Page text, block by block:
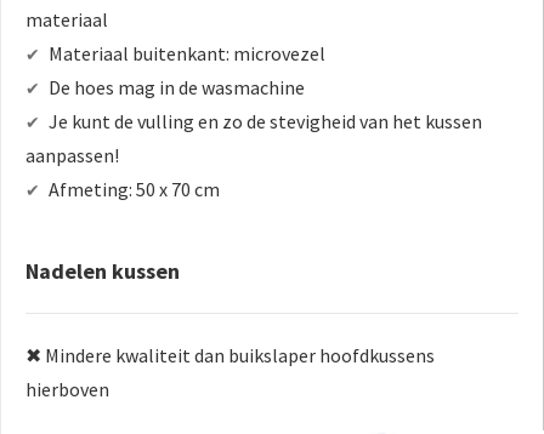
materiaal
✔ Materiaal buitenkant: microvezel
✔ De hoes mag in de wasmachine
✔ Je kunt de vulling en zo de stevigheid van het kussen
aanpassen!
✔ Afmeting: 50 x 70 cm
Nadelen kussen
✖ Mindere kwaliteit dan buikslaper hoofdkussens
hierboven